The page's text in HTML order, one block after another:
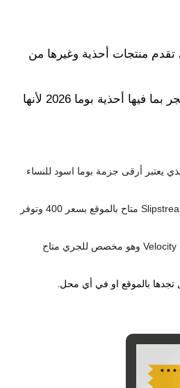
تقدم منتجات أحذية وغيرها من
وهكذا يسهل على العملاء شراء أي منتج من المتجر بما فيها أحذية بوما 2026 لأنها
يعتبر أرقى جزمة بوما اسود للنساء
متاح بالموقع بسعر 400 وتوفر
Velocity وهو مخصص للجري متاح
تجدها بالموقع او في أي محل